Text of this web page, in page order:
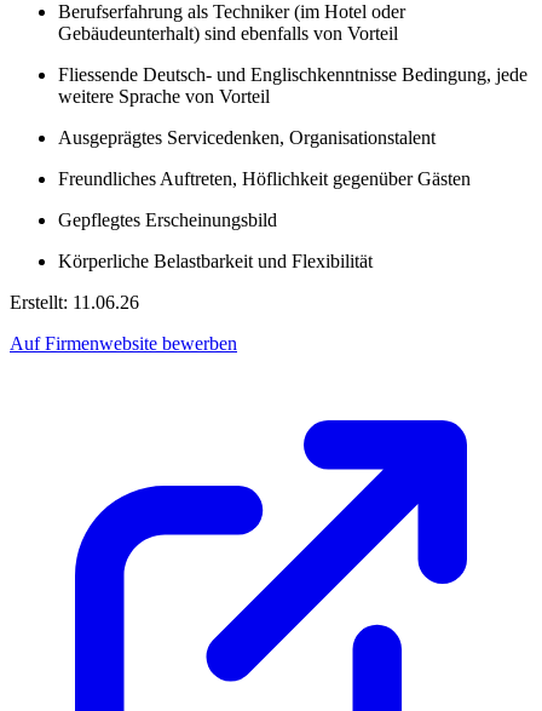
Berufserfahrung als Techniker (im Hotel oder
Gebäudeunterhalt) sind ebenfalls von Vorteil
Fliessende Deutsch- und Englischkenntnisse Bedingung, jede
weitere Sprache von Vorteil
Ausgeprägtes Servicedenken, Organisationstalent
Freundliches Auftreten, Höflichkeit gegenüber Gästen
Gepflegtes Erscheinungsbild
Körperliche Belastbarkeit und Flexibilität
Erstellt: 11.06.26
Auf Firmenwebsite bewerben